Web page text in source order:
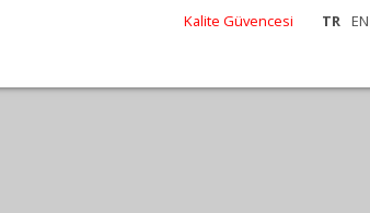
TR EN
Kalite Güvencesi